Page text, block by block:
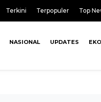
Terkini Terpopuler Top
NASIONAL UPDATES